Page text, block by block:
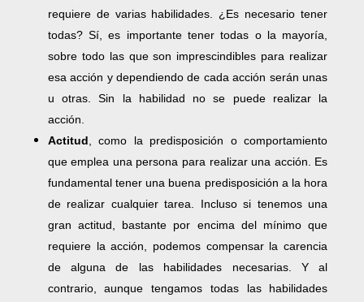
requiere de varias habilidades. ¿Es necesario tener
todas? Sí, es importante tener todas o la mayoría,
sobre todo las que son imprescindibles para realizar
esa acción y dependiendo de cada acción serán unas
u otras. Sin la habilidad no se puede realizar la
acción.
Actitud , como la predisposición o comportamiento
que emplea una persona para realizar una acción. Es
fundamental tener una buena predisposición a la hora
de realizar cualquier tarea. Incluso si tenemos una
gran actitud, bastante por encima del mínimo que
requiere la acción, podemos compensar la carencia
de alguna de las habilidades necesarias. Y al
contrario, aunque tengamos todas las habilidades